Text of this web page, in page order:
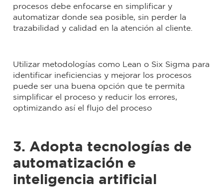
procesos debe enfocarse en simplificar y
automatizar donde sea posible, sin perder la
trazabilidad y calidad en la atención al cliente.
Utilizar metodologías como Lean o Six Sigma para
identificar ineficiencias y mejorar los procesos
puede ser una buena opción que te permita
simplificar el proceso y reducir los errores,
optimizando así el flujo del proceso
3. Adopta tecnologías de
automatización e
inteligencia artificial